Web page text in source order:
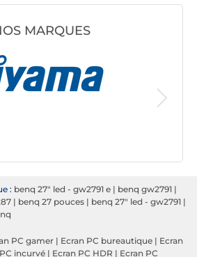
MARQUES
Ecran PC
ASUS
: benq 27" led - gw2791 e | benq gw2791 |
| benq 27 pouces | benq 27" led - gw2791 |
PC gamer | Ecran PC bureautique | Ecran
incurvé | Ecran PC HDR | Ecran PC